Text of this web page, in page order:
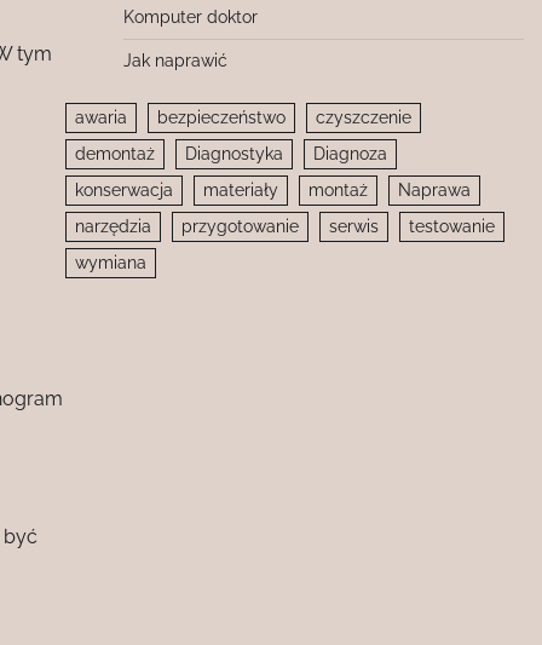
tym
być
Komputer doktor
Jak naprawić
awaria bezpieczeństwo
czyszczenie
demontaż
Diagnostyka
Diagnoza
konserwacja
materiały montaż
Naprawa
narzędzia
przygotowanie serwis
testowanie
wymiana